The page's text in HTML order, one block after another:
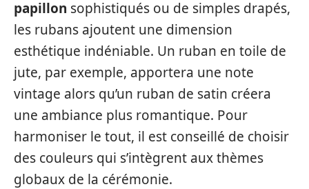
papillon sophistiqués ou de simples drapés,
les rubans ajoutent une dimension
esthétique indéniable. Un ruban en toile de
jute, par exemple, apportera une note
vintage alors qu’un ruban de satin créera
une ambiance plus romantique. Pour
harmoniser le tout, il est conseillé de choisir
des couleurs qui s’intègrent aux thèmes
globaux de la cérémonie.